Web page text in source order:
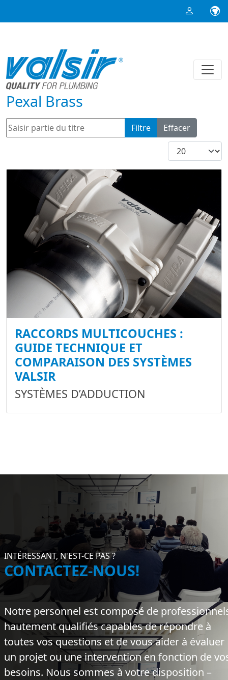
Pexal Brass
Saisir partie du titre Filtre
Effacer
Afficher #
RACCORDS MULTICOUCHES :
GUIDE TECHNIQUE ET
COMPARAISON DES SYSTÈMES
VALSIR
SYSTÈMES D’ADDUCTION
INTÉRESSANT, N'EST-CE PAS ?
CONTACTEZ-NOUS!
Notre personnel est composé de
hautement qualifiés capables de répondre à
toutes vos questions et de vous aider à évaluer
un projet ou une intervention en fonction de
besoins. Nous sommes à votre disposition –